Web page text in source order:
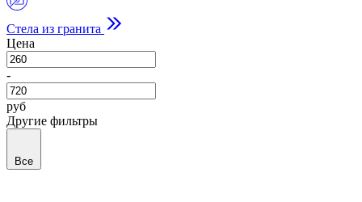
Стела из гранита
Цена
-
руб
Другие фильтры
Все